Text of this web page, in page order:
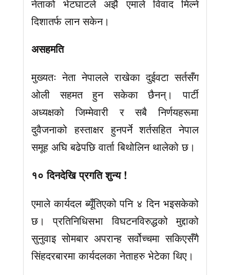
नेताको भेटघाटले अझै एमाले विवाद मिल्ने
दिशातर्फ लान सकेन।
असहमति
मुख्यतः नेता नेपालले राखेका दुईवटा सर्तसँग
ओली सहमत हुन सकेका छैनन्। पार्टी
अध्यक्षको जिम्मेवारी र सबै निर्णयहरूमा
दुवैजनाको हस्ताक्षर हुनपर्ने शर्तसहित नेपाल
समूह अघि बढेपछि वार्ता बिथोलिन थालेको छ।
१० दिनदेखि प्रगति शुन्य !
एमाले कार्यदल ब्यूँतिएको पनि ४ दिन भइसकेको
छ। प्रतिनिधिसभा विघटनविरुद्धको मुद्दाको
सुनुवाइ सोमबार अपरान्ह सर्वोच्चमा सकिएसँगै
सिंहदरबारमा कार्यदलका नेताहरु भेटेका थिए।